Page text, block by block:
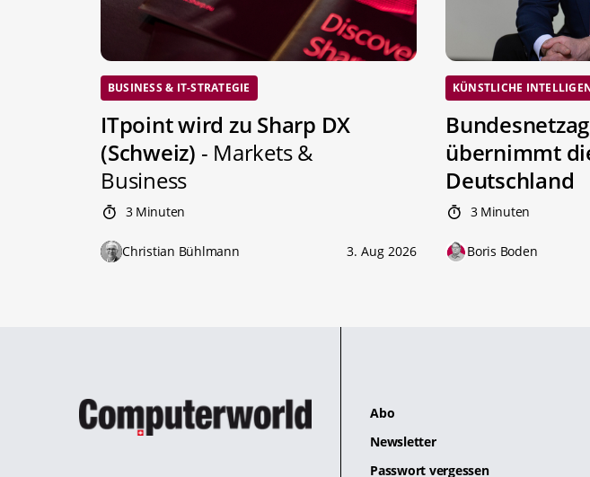
BUSINESS & IT-STRATEGIE
ITpoint wird zu Sharp DX
(Schweiz) - Markets &
Business
3 Minuten
Christian Bühlmann 3. Aug 2026
KÜNSTLICHE
übernimmt
Deutschland
3 Minuten
Boris Boden
Abo
Newsletter
Passwort vergessen